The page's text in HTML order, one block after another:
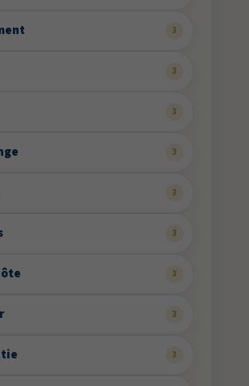
3
3
3
3
3
3
3
3
3